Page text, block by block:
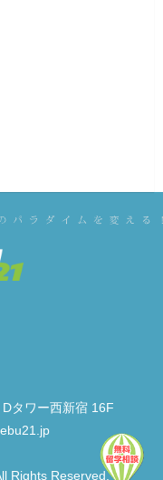
タワー西新宿 16F
Rights Reserved.